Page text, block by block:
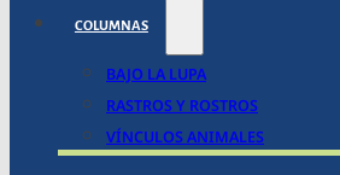
COLUMNAS
BAJO LA LUPA
RASTROS Y ROSTROS
VÍNCULOS ANIMALES